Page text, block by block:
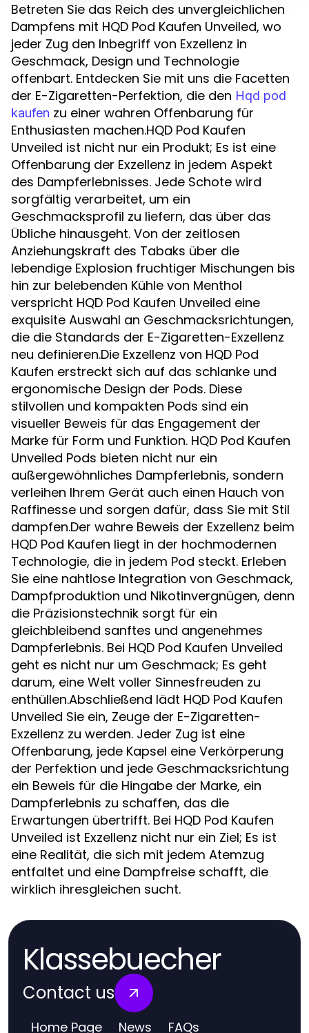
Betreten Sie das Reich des unvergleichlichen
Dampfens mit HQD Pod Kaufen Unveiled, wo
jeder Zug den Inbegriff von Exzellenz in
Geschmack, Design und Technologie
offenbart. Entdecken Sie mit uns die Facetten
der E-Zigaretten-Perfektion, die den Hqd pod
kaufen zu einer wahren Offenbarung für
Enthusiasten machen.HQD Pod Kaufen
Unveiled ist nicht nur ein Produkt; Es ist eine
Offenbarung der Exzellenz in jedem Aspekt
des Dampferlebnisses. Jede Schote wird
sorgfältig verarbeitet, um ein
Geschmacksprofil zu liefern, das über das
Übliche hinausgeht. Von der zeitlosen
Anziehungskraft des Tabaks über die
lebendige Explosion fruchtiger Mischungen bis
hin zur belebenden Kühle von Menthol
verspricht HQD Pod Kaufen Unveiled eine
exquisite Auswahl an Geschmacksrichtungen,
die die Standards der E-Zigaretten-Exzellenz
neu definieren.Die Exzellenz von HQD Pod
Kaufen erstreckt sich auf das schlanke und
ergonomische Design der Pods. Diese
stilvollen und kompakten Pods sind ein
visueller Beweis für das Engagement der
Marke für Form und Funktion. HQD Pod Kaufen
Unveiled Pods bieten nicht nur ein
außergewöhnliches Dampferlebnis, sondern
verleihen Ihrem Gerät auch einen Hauch von
Raffinesse und sorgen dafür, dass Sie mit Stil
dampfen.Der wahre Beweis der Exzellenz beim
HQD Pod Kaufen liegt in der hochmodernen
Technologie, die in jedem Pod steckt. Erleben
Sie eine nahtlose Integration von Geschmack,
Dampfproduktion und Nikotinvergnügen, denn
die Präzisionstechnik sorgt für ein
gleichbleibend sanftes und angenehmes
Dampferlebnis. Bei HQD Pod Kaufen Unveiled
geht es nicht nur um Geschmack; Es geht
darum, eine Welt voller Sinnesfreuden zu
enthüllen.Abschließend lädt HQD Pod Kaufen
Unveiled Sie ein, Zeuge der E-Zigaretten-
Exzellenz zu werden. Jeder Zug ist eine
Offenbarung, jede Kapsel eine Verkörperung
der Perfektion und jede Geschmacksrichtung
ein Beweis für die Hingabe der Marke, ein
Dampferlebnis zu schaffen, das die
Erwartungen übertrifft. Bei HQD Pod Kaufen
Unveiled ist Exzellenz nicht nur ein Ziel; Es ist
eine Realität, die sich mit jedem Atemzug
entfaltet und eine Dampfreise schafft, die
wirklich ihresgleichen sucht.
Klassebuecher
Contact us
Home Page News FAQs